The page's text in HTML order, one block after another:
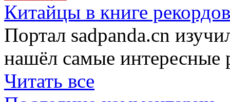
Китайцы в книге
Портал sadpanda.cn
нашёл самые интересные
Читать все